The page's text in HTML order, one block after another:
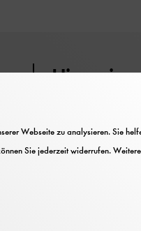
Hinweise
Webseite zu analysieren. Sie
Sie jederzeit widerrufen. Weitere